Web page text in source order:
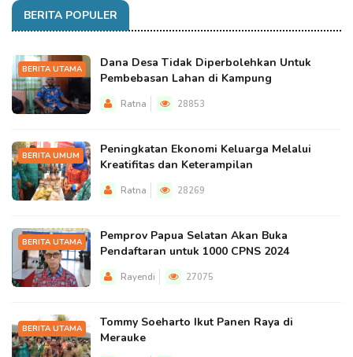
BERITA POPULER
BERITA UTAMA
Dana Desa Tidak Diperbolehkan Untuk
Pembebasan Lahan di Kampung
Ratna 28853
BERITA UMUM
Peningkatan Ekonomi Keluarga Melalui
Kreatifitas dan Keterampilan
Ratna 28269
BERITA UTAMA
Pemprov Papua Selatan Akan Buka
Pendaftaran untuk 1000 CPNS 2024
Rayendi 27075
BERITA UTAMA
Tommy Soeharto Ikut Panen Raya di
Merauke